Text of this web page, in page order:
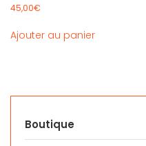
45,00€
Ajouter au panier
Boutique